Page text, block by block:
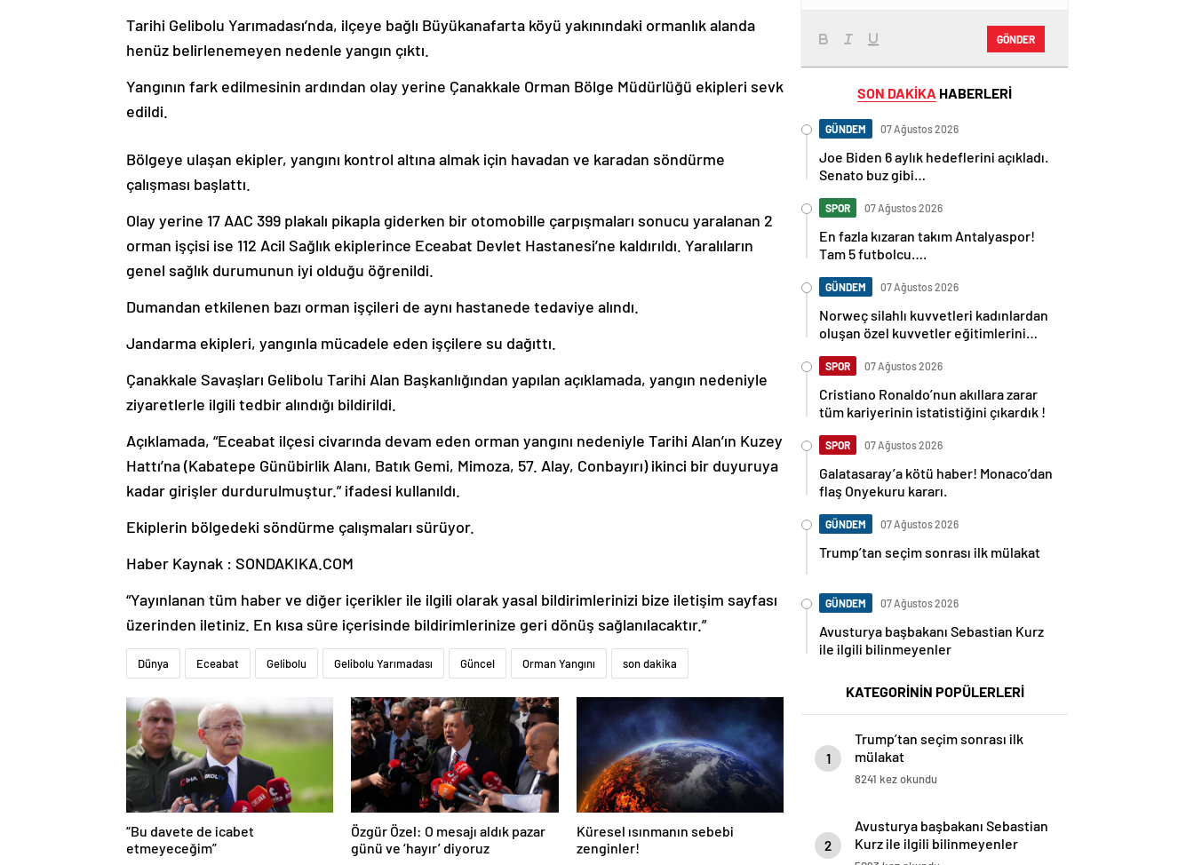
Tarihi Gelibolu Yarımadası’nda, ilçeye bağlı Büyükanafarta köyü yakınındaki ormanlık alanda
henüz belirlenemeyen nedenle yangın çıktı.
Yangının fark edilmesinin ardından olay yerine Çanakkale Orman Bölge Müdürlüğü ekipleri sevk
edildi.
Bölgeye ulaşan ekipler, yangını kontrol altına almak için havadan ve karadan söndürme
çalışması başlattı.
Olay yerine 17 AAC 399 plakalı pikapla giderken bir otomobille çarpışmaları sonucu yaralanan 2
orman işçisi ise 112 Acil Sağlık ekiplerince Eceabat Devlet Hastanesi’ne kaldırıldı. Yaralıların
genel sağlık durumunun iyi olduğu öğrenildi.
Dumandan etkilenen bazı orman işçileri de aynı hastanede tedaviye alındı.
Jandarma ekipleri, yangınla mücadele eden işçilere su dağıttı.
Çanakkale Savaşları Gelibolu Tarihi Alan Başkanlığından yapılan açıklamada, yangın nedeniyle
ziyaretlerle ilgili tedbir alındığı bildirildi.
Açıklamada, “Eceabat ilçesi civarında devam eden orman yangını nedeniyle Tarihi Alan’ın Kuzey
Hattı’na (Kabatepe Günübirlik Alanı, Batık Gemi, Mimoza, 57. Alay, Conbayırı) ikinci bir duyuruya
kadar girişler durdurulmuştur.” ifadesi kullanıldı.
Ekiplerin bölgedeki söndürme çalışmaları sürüyor.
Haber Kaynak : SONDAKIKA.COM
“Yayınlanan tüm haber ve diğer içerikler ile ilgili olarak yasal bildirimlerinizi bize iletişim sayfası
üzerinden iletiniz. En kısa süre içerisinde bildirimlerinize geri dönüş sağlanılacaktır.”
Dünya Eceabat Gelibolu Gelibolu Yarımadası Güncel Orman Yangını son dakika
“Bu davete de icabet
etmeyeceğim”
Özgür Özel: O mesajı aldık pazar
günü ve ‘hayır’ diyoruz
Küresel ısınmanın sebebi
zenginler!
GÖNDER
SON DAKİKA HABERLERİ
GÜNDEM 07 Ağustos 2026
Joe Biden 6 aylık hedeflerini açıkladı.
Senato buz gibi…
SPOR 07 Ağustos 2026
En fazla kızaran takım Antalyaspor!
Tam 5 futbolcu….
GÜNDEM 07 Ağustos 2026
Norweç silahlı kuvvetleri kadınlardan
oluşan özel kuvvetler eğitimlerini
SPOR 07 Ağustos 2026
Cristiano Ronaldo’nun akıllara zarar
tüm kariyerinin istatistiğini çıkardık !
SPOR 07 Ağustos 2026
Galatasaray’a kötü haber! Monaco’dan
flaş Onyekuru kararı.
GÜNDEM 07 Ağustos 2026
Trump’tan seçim sonrası ilk mülakat
GÜNDEM 07 Ağustos 2026
Avusturya başbakanı Sebastian Kurz
ile ilgili bilinmeyenler
KATEGORİNİN POPÜLERLERİ
1
Trump’tan seçim sonrası ilk
mülakat
8241 kez okundu
2
Avusturya başbakanı Sebastian
Kurz ile ilgili bilinmeyenler